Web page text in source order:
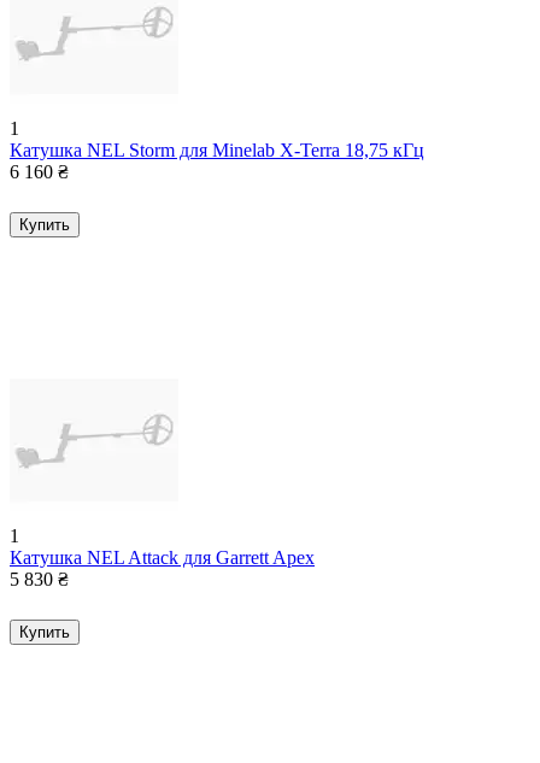
1
Катушка NEL Storm для Minelab X-Terra 18,75 кГц
6 160 ₴
Купить
1
Катушка NEL Attack для Garrett Apex
5 830 ₴
Купить